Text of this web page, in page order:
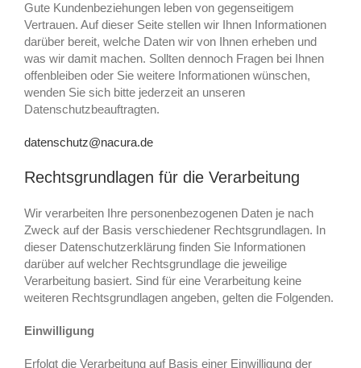
Gute Kundenbeziehungen leben von gegenseitigem
Vertrauen. Auf dieser Seite stellen wir Ihnen Informationen
darüber bereit, welche Daten wir von Ihnen erheben und
was wir damit machen. Sollten dennoch Fragen bei Ihnen
offenbleiben oder Sie weitere Informationen wünschen,
wenden Sie sich bitte jederzeit an unseren
Datenschutzbeauftragten.
datenschutz@nacura.de
Rechtsgrundlagen für die Verarbeitung
Wir verarbeiten Ihre personenbezogenen Daten je nach
Zweck auf der Basis verschiedener Rechtsgrundlagen. In
dieser Datenschutzerklärung finden Sie Informationen
darüber auf welcher Rechtsgrundlage die jeweilige
Verarbeitung basiert. Sind für eine Verarbeitung keine
weiteren Rechtsgrundlagen angeben, gelten die Folgenden.
Einwilligung
Erfolgt die Verarbeitung auf Basis einer Einwilligung der